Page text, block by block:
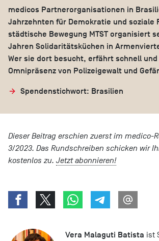
medicos Partnerorganisationen in
Jahrzehnten für Demokratie und soziale
städtische Bewegung MTST organisiert
Jahren Solidaritätsküchen in
Wer sie dort besucht, erfährt schnell
Omnipräsenz von Polizeigewalt und
Spendenstichwort: Brasilien
Dieser Beitrag erschien zuerst im medico-
3/2023. Das Rundschreiben schicken wir
kostenlos zu. Jetzt abonnieren!
Vera Malaguti Batista ist